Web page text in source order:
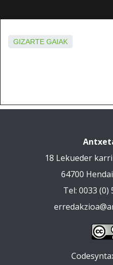
GIZARTE GAIAK
18 Lekueder
64700
Tel: 0033 (0)